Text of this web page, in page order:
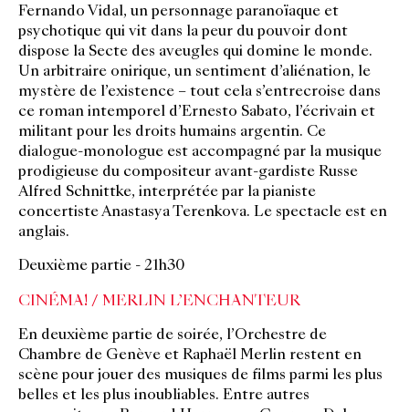
Fernando Vidal, un personnage paranoïaque et
psychotique qui vit dans la peur du pouvoir dont
dispose la Secte des aveugles qui domine le monde.
Un arbitraire onirique, un sentiment d’aliénation, le
mystère de l’existence – tout cela s’entrecroise dans
ce roman intemporel d’Ernesto Sabato, l’écrivain et
militant pour les droits humains argentin. Ce
dialogue-monologue est accompagné par la musique
prodigieuse du compositeur avant-gardiste Russe
Alfred Schnittke, interprétée par la pianiste
concertiste Anastasya Terenkova. Le spectacle est en
anglais.
Deuxième partie - 21h30
CINÉMA! / MERLIN L’ENCHANTEUR
En deuxième partie de soirée, l’Orchestre de
Chambre de Genève et Raphaël Merlin restent en
scène pour jouer des musiques de films parmi les plus
belles et les plus inoubliables. Entre autres